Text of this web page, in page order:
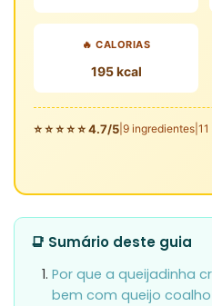
🔥 CALORIAS
195 kcal
⭐ ⭐ ⭐ ⭐ ⭐ 4.7/5 9 ingredientes
📑 Sumário deste guia
Por que a queijadinha
bem com queijo coalho